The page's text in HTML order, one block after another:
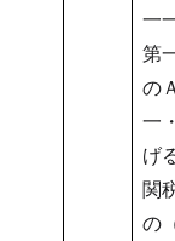
一
第
の
一
げ
関
の